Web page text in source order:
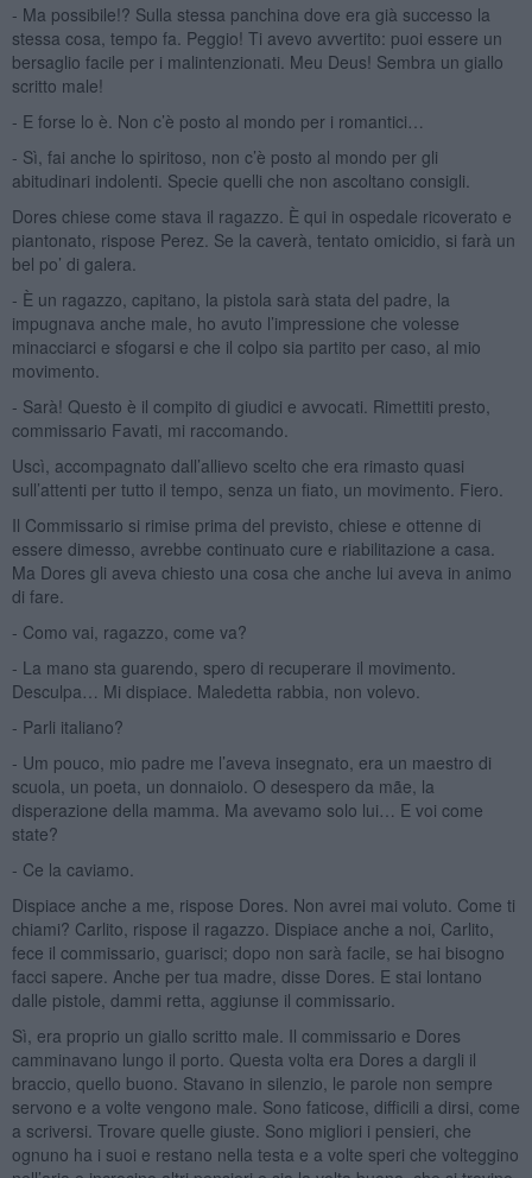
- Ma possibile!? Sulla stessa panchina dove era già successo la
stessa cosa, tempo fa. Peggio! Ti avevo avvertito: puoi essere un
bersaglio facile per i malintenzionati. Meu Deus! Sembra un giallo
scritto male!
- E forse lo è. Non c’è posto al mondo per i romantici…
- Sì, fai anche lo spiritoso, non c’è posto al mondo per gli
abitudinari indolenti. Specie quelli che non ascoltano consigli.
Dores chiese come stava il ragazzo. È qui in ospedale ricoverato e
piantonato, rispose Perez. Se la caverà, tentato omicidio, si farà un
bel po’ di galera.
- È un ragazzo, capitano, la pistola sarà stata del padre, la
impugnava anche male, ho avuto l’impressione che volesse
minacciarci e sfogarsi e che il colpo sia partito per caso, al mio
movimento.
- Sarà! Questo è il compito di giudici e avvocati. Rimettiti presto,
commissario Favati, mi raccomando.
Uscì, accompagnato dall’allievo scelto che era rimasto quasi
sull’attenti per tutto il tempo, senza un fiato, un movimento. Fiero.
Il Commissario si rimise prima del previsto, chiese e ottenne di
essere dimesso, avrebbe continuato cure e riabilitazione a casa.
Ma Dores gli aveva chiesto una cosa che anche lui aveva in animo
di fare.
- Como vai, ragazzo, come va?
- La mano sta guarendo, spero di recuperare il movimento.
Desculpa… Mi dispiace. Maledetta rabbia, non volevo.
- Parli italiano?
- Um pouco, mio padre me l’aveva insegnato, era un maestro di
scuola, un poeta, un donnaiolo. O desespero da mãe, la
disperazione della mamma. Ma avevamo solo lui… E voi come
state?
- Ce la caviamo.
Dispiace anche a me, rispose Dores. Non avrei mai voluto. Come ti
chiami? Carlito, rispose il ragazzo. Dispiace anche a noi, Carlito,
fece il commissario, guarisci; dopo non sarà facile, se hai bisogno
facci sapere. Anche per tua madre, disse Dores. E stai lontano
dalle pistole, dammi retta, aggiunse il commissario.
Sì, era proprio un giallo scritto male. Il commissario e Dores
camminavano lungo il porto. Questa volta era Dores a dargli il
braccio, quello buono. Stavano in silenzio, le parole non sempre
servono e a volte vengono male. Sono faticose, difficili a dirsi, come
a scriversi. Trovare quelle giuste. Sono migliori i pensieri, che
ognuno ha i suoi e restano nella testa e a volte speri che volteggino